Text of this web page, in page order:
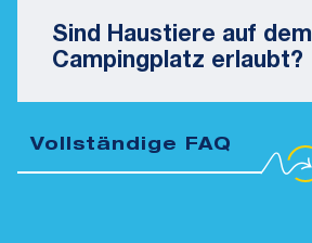
Sind Haustiere auf dem
Campingplatz erlaubt?
Vollständige FAQ